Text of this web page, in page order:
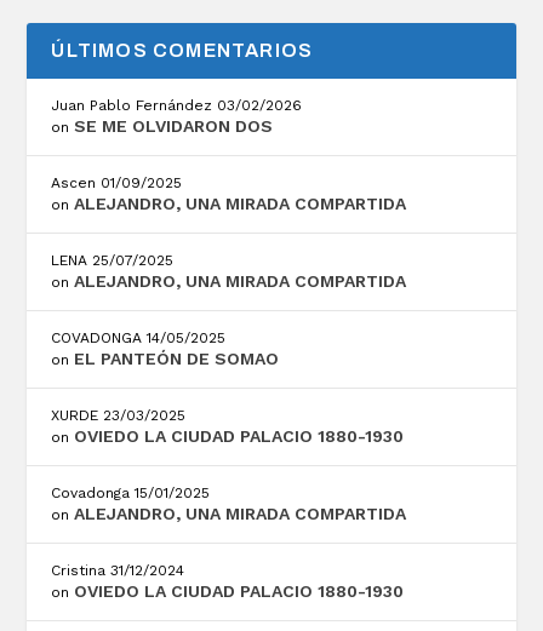
ÚLTIMOS COMENTARIOS
Juan Pablo Fernández 03/02/2026
onSE ME OLVIDARON DOS
Ascen 01/09/2025
onALEJANDRO, UNA MIRADA COMPARTIDA
LENA 25/07/2025
onALEJANDRO, UNA MIRADA COMPARTIDA
COVADONGA 14/05/2025
on EL PANTEÓN DE SOMAO
XURDE 23/03/2025
on OVIEDO LA CIUDAD PALACIO 1880-1930
Covadonga 15/01/2025
onALEJANDRO, UNA MIRADA COMPARTIDA
Cristina 31/12/2024
on OVIEDO LA CIUDAD PALACIO 1880-1930